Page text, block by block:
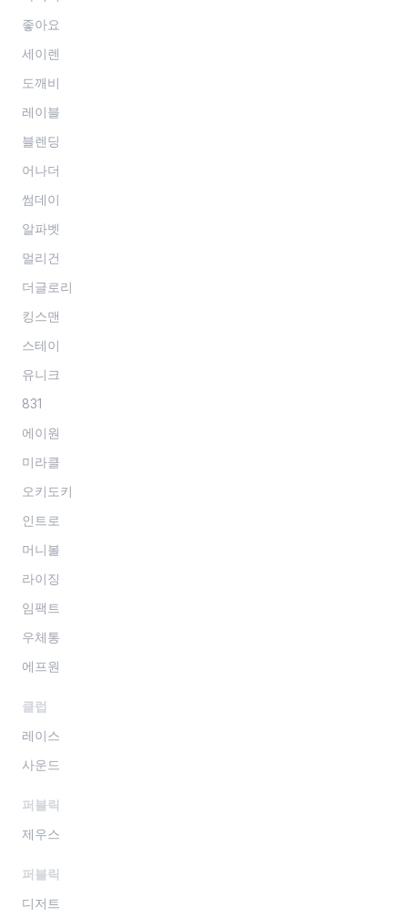
좋아요
세이렌
도깨비
레이블
블렌딩
어나더
썸데이
알파벳
멀리건
더글로리
킹스맨
스테이
유니크
831
에이원
미라클
오키도키
인트로
머니볼
라이징
임팩트
우체통
에프원
클럽
레이스
사운드
퍼블릭
제우스
퍼블릭
디저트